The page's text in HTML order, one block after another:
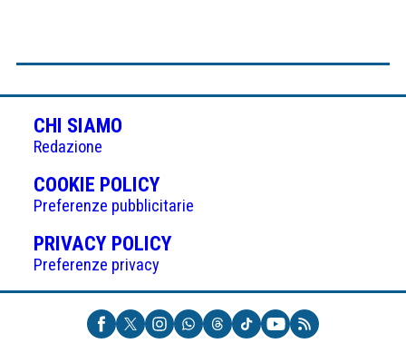
CHI SIAMO
Redazione
COOKIE POLICY(APRE
IN
UNA
NUOVA
Preferenze pubblicitarie
PRIVACY POLICY(APRE
UNA
NUOVA
SCHEDA)
Preferenze privacy